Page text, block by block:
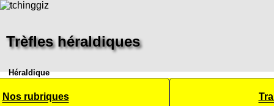
Trèfles héraldiques
Héraldique
Nos rubriques